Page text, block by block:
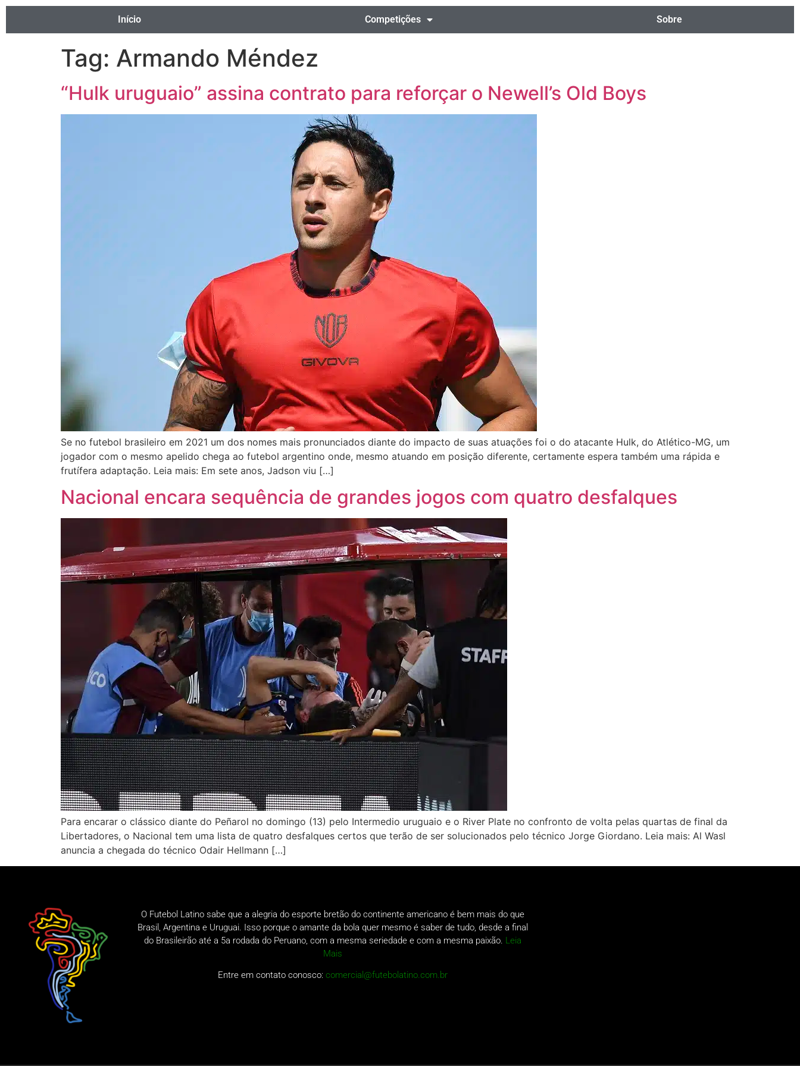
Início Competições Sobre
Tag: Armando Méndez
“Hulk uruguaio” assina contrato para reforçar o Newell’s Old Boys
Se no futebol brasileiro em 2021 um dos nomes mais pronunciados diante do impacto de suas atuações foi o do atacante Hulk, do Atlético-MG, um
jogador com o mesmo apelido chega ao futebol argentino onde, mesmo atuando em posição diferente, certamente espera também uma rápida e
frutífera adaptação. Leia mais: Em sete anos, Jadson viu […]
Nacional encara sequência de grandes jogos com quatro desfalques
Para encarar o clássico diante do Peñarol no domingo (13) pelo Intermedio uruguaio e o River Plate no confronto de volta pelas quartas de final da
Libertadores, o Nacional tem uma lista de quatro desfalques certos que terão de ser solucionados pelo técnico Jorge Giordano. Leia mais: Al Wasl
anuncia a chegada do técnico Odair Hellmann […]
O Futebol Latino sabe que a alegria do esporte bretão do continente americano é bem mais do que
Brasil, Argentina e Uruguai. Isso porque o amante da bola quer mesmo é saber de tudo, desde a final
do Brasileirão até a 5a rodada do Peruano, com a mesma seriedade e com a mesma paixão. Leia
Mais
Entre em contato conosco:comercial@futebolatino.com.br